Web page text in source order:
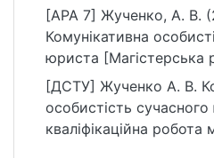
[APA 7] Жученко, А. В.
Комунікативна
юриста [Магістерська
національний
Шевченка]. eKNUTSHIR.
https://ir.library.knu.ua/
[ДСТУ] Жученко А. В.
особистість
кваліфікаційна робота